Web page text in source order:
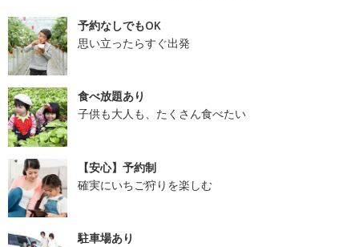
予約なしでもOK
思い立ったらすぐ出発
食べ放題あり
子供も大人も、たくさん食べたい
【安心】予約制
確実にいちご狩りを楽しむ
駐車場あり